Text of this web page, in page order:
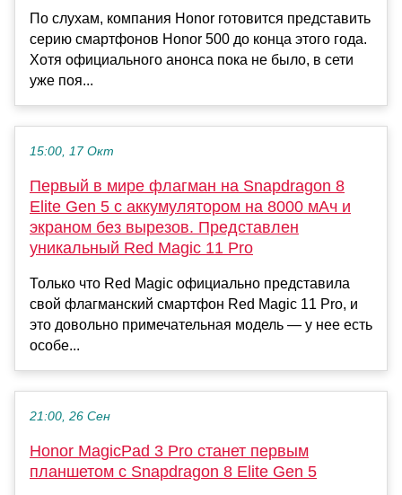
По слухам, компания Honor готовится представить
серию смартфонов Honor 500 до конца этого года.
Хотя официального анонса пока не было, в сети
уже поя...
15:00, 17 Окт
Первый в мире флагман на Snapdragon 8
Elite Gen 5 с аккумулятором на 8000 мАч и
экраном без вырезов. Представлен
уникальный Red Magic 11 Pro
Только что Red Magic официально представила
свой флагманский смартфон Red Magic 11 Pro, и
это довольно примечательная модель — у нее есть
особе...
21:00, 26 Сен
Honor MagicPad 3 Pro станет первым
планшетом с Snapdragon 8 Elite Gen 5